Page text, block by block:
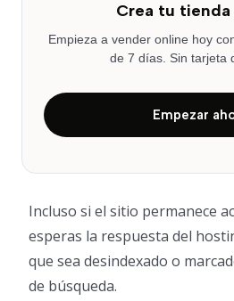
Crea tu
Empieza a vender online hoy
de 7 días. Sin tarjeta
Empezar
Incluso si el sitio permanece
esperas la respuesta del
que sea desindexado o
de búsqueda.